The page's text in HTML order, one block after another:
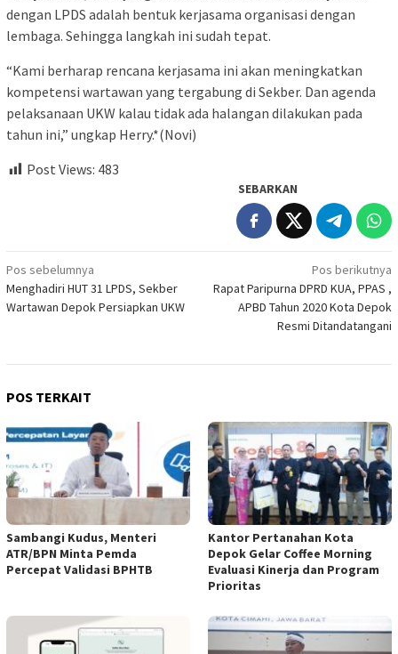
dengan LPDS adalah bentuk kerjasama organisasi dengan
lembaga. Sehingga langkah ini sudah tepat.
“Kami berharap rencana kerjasama ini akan meningkatkan
kompetensi wartawan yang tergabung di Sekber. Dan agenda
pelaksanaan UKW kalau tidak ada halangan dilakukan pada
tahun ini,” ungkap Herry.*(Novi)
Post Views: 483
SEBARKAN
Navigasi
pos
Pos sebelumnya
Menghadiri HUT 31 LPDS, Sekber
Wartawan Depok Persiapkan UKW
Pos berikutnya
Rapat Paripurna DPRD KUA, PPAS ,
APBD Tahun 2020 Kota Depok
Resmi Ditandatangani
POS TERKAIT
Sambangi Kudus, Menteri
ATR/BPN Minta Pemda
Percepat Validasi BPHTB
Kantor Pertanahan Kota
Depok Gelar Coffee Morning
Evaluasi Kinerja dan Program
Prioritas